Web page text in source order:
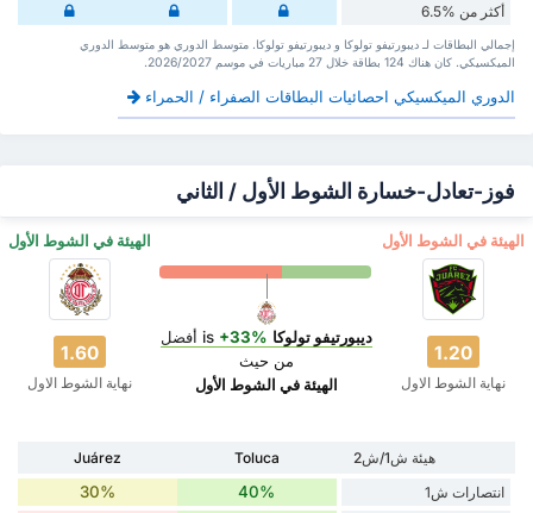
أكثر من %6.5
إجمالي البطاقات لـ ديبورتيفو تولوكا و ديبورتيفو تولوكا. متوسط الدوري هو متوسط الدوري
الميكسيكي. كان هناك 124 بطاقة ‏خلال 27 مباريات في موسم 2026/2027.
الدوري الميكسيكي احصائيات البطاقات الصفراء / الحمراء
فوز-تعادل-خسارة الشوط الأول / الثاني
‏الهيئة في الشوط الأول ‏الهيئة في الشوط الأول
1.60
نهاية الشوط الاول
ديبورتيفو تولوكا +33%
أفضل
من حيث
‏الهيئة في الشوط الأول
1.20
نهاية الشوط الاول
هيئة ش1/ش2 Toluca
Juárez
انتصارات ش1
40%
30%